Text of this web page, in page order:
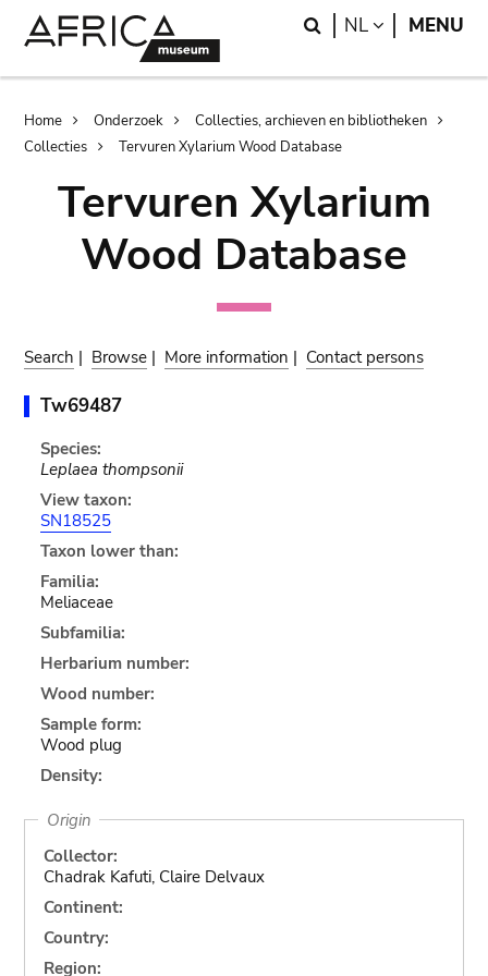
Search
NL LANGUAGE
MENU
Breadcrumb
Home Onderzoek
Collecties, archieven en bibliotheken
Collecties
Tervuren Xylarium Wood Database
Tervuren Xylarium
Wood Database
Search | Browse | More information | Contact persons
Tw69487
Species:
Leplaea thompsonii
View taxon:
SN18525
Taxon lower than:
Familia:
Meliaceae
Subfamilia:
Herbarium number:
Wood number:
Sample form:
Wood plug
Density:
Origin
Collector:
Chadrak Kafuti, Claire Delvaux
Continent:
Country:
Region: